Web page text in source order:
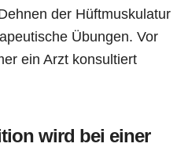
der Hüftmuskulatur
Übungen. Vor
ein Arzt konsultiert
wird bei einer